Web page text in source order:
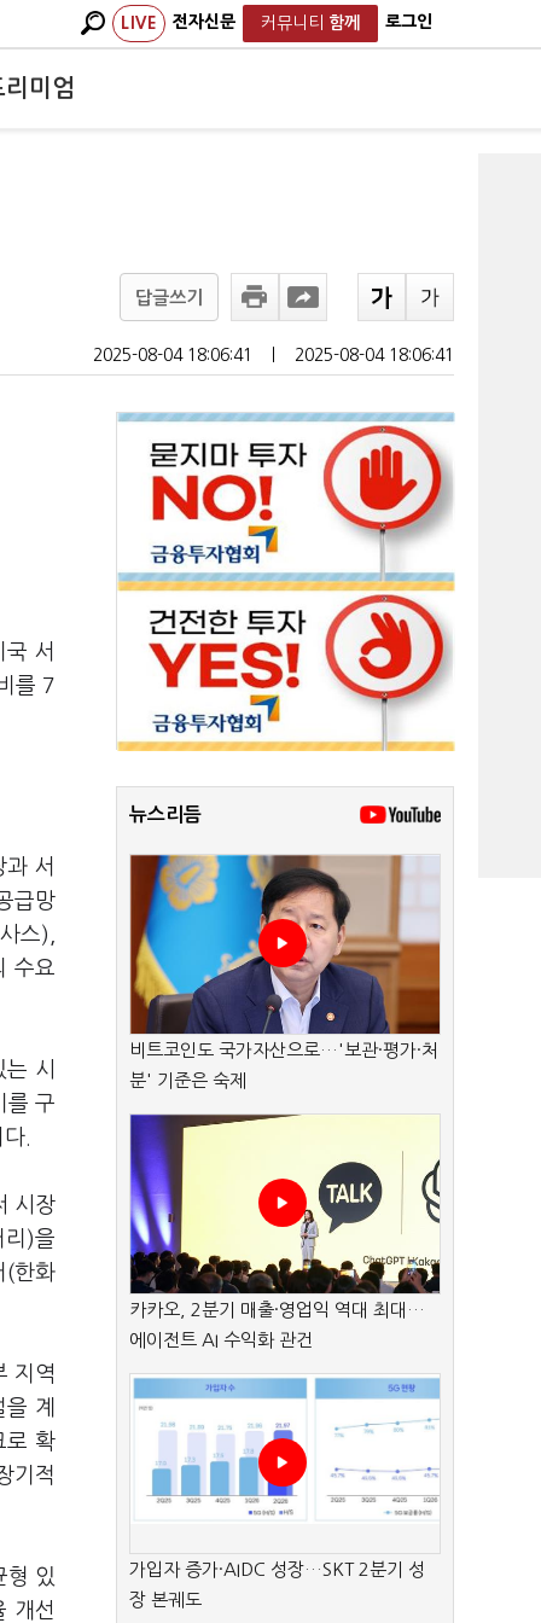
LIVE 전자신문 커뮤니티 함께 로그인
리미엄
답글쓰기
2025-08-04 18:06:41 2025-08-04 18:06:41
서
를 7
서
급망
스),
수요
시
를 구
.
시장
리)을
(한화
지역
계
로 확
기적
형 있
개선
뉴스리듬
비트코인도 국가자산으로…'보관·평가·처
분' 기준은 숙제
카카오, 2분기 매출·영업익 역대 최대…
에이전트 AI 수익화 관건
가입자 증가·AIDC 성장…SKT 2분기 성
장 본궤도